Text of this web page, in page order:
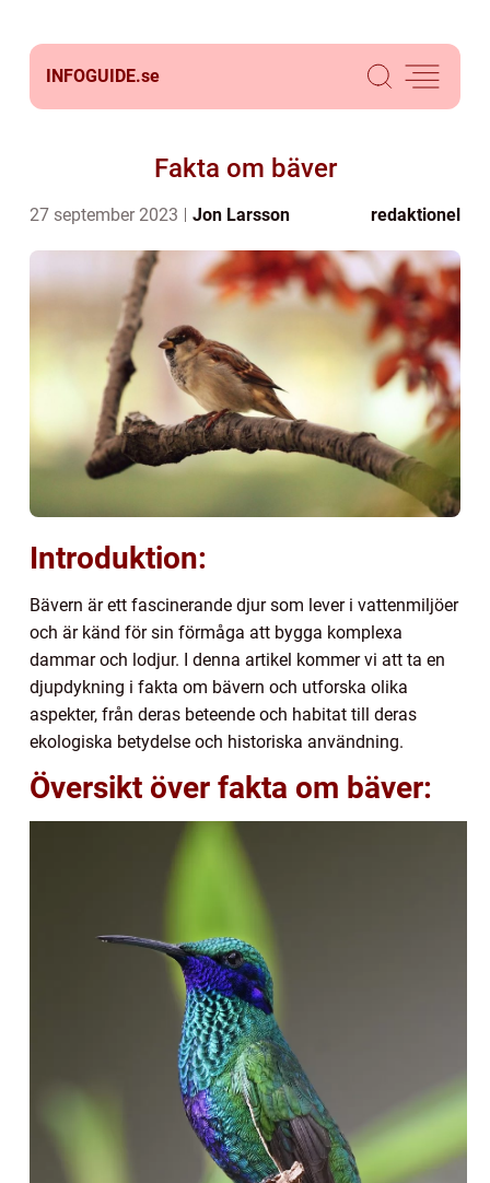
INFOGUIDE.se
Fakta om bäver
27 september 2023 Jon Larsson redaktionel
Introduktion:
Bävern är ett fascinerande djur som lever i vattenmiljöer
och är känd för sin förmåga att bygga komplexa
dammar och lodjur. I denna artikel kommer vi att ta en
djupdykning i fakta om bävern och utforska olika
aspekter, från deras beteende och habitat till deras
ekologiska betydelse och historiska användning.
Översikt över fakta om bäver: